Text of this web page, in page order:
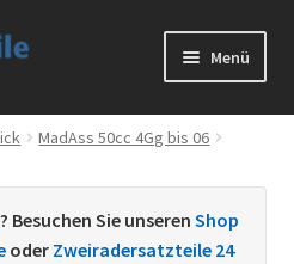
Menü
MadAss 50cc 4Gg bis 06
Sie unseren Shop
oder Zweiradersatzteile 24